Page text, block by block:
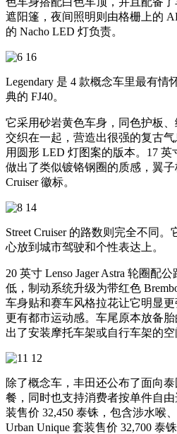
遮阳篷，夜间照明则由格栅上的
的 Nacho LED 灯负责。
Legendary 是 4 款概念车里最有
典的 FJ40。
它采用砂岩黄色车身，同色护板
交织在一起，营造出很强的复古
用圆形 LED 灯图案的版本。17 英
做出了类似镀铬钢圈的质感，翼
Cruiser 徽标。
Street Cruiser 的路数则完全不同
心放到城市驾驶和个性表达上。
20 英寸 Lenso Jager Astra 轮圈配
低，制动系统升级为带红色
车身贴和赛车风格拉花让它明显
更有都市运动感。车尾原本放备
出了安装摩托车架或自行车架的空
除了概念车，丰田还公布了面向
餐，同时也支持消费者按单件自由
装售价 32,450 泰铢，包含涉水喉
Urban Unique 套装售价 32,700 泰